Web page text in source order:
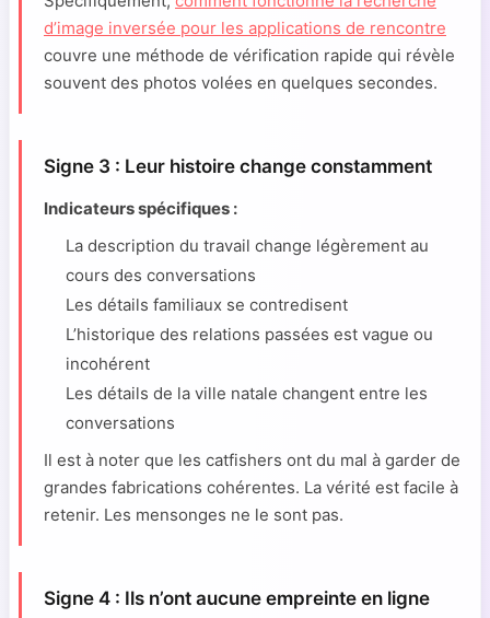
d’image inversée pour les applications de rencontre
couvre une méthode de vérification rapide qui révèle
souvent des photos volées en quelques secondes.
Signe 3 : Leur histoire change constamment
Indicateurs spécifiques :
La description du travail change légèrement au
cours des conversations
Les détails familiaux se contredisent
L’historique des relations passées est vague ou
incohérent
Les détails de la ville natale changent entre les
conversations
Il est à noter que les catfishers ont du mal à garder de
grandes fabrications cohérentes. La vérité est facile à
retenir. Les mensonges ne le sont pas.
Signe 4 : Ils n’ont aucune empreinte en ligne